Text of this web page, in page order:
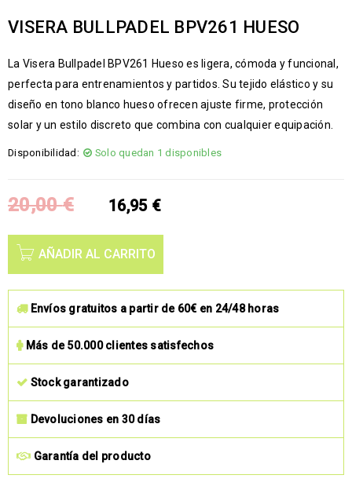
VISERA BULLPADEL BPV261 HUESO
La Visera Bullpadel BPV261 Hueso es ligera, cómoda y funcional,
perfecta para entrenamientos y partidos. Su tejido elástico y su
diseño en tono blanco hueso ofrecen ajuste firme, protección
solar y un estilo discreto que combina con cualquier equipación.
Disponibilidad: Solo quedan 1 disponibles
20,00€ 16,95 €
AÑADIR AL CARRITO
Envíos gratuitos a partir de 60€ en 24/48 horas
Más de 50.000 clientes satisfechos
Stock garantizado
Devoluciones en 30 días
Garantía del producto